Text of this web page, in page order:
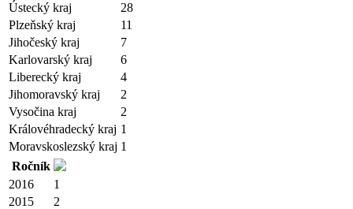
Ústecký kraj
28
Plzeňský kraj
11
Jihočeský kraj
7
Karlovarský kraj
6
Liberecký kraj
4
Jihomoravský kraj
2
Vysočina kraj
2
Královéhradecký kraj 1
Moravskoslezský kraj 1
Ročník
2016
1
2015
2